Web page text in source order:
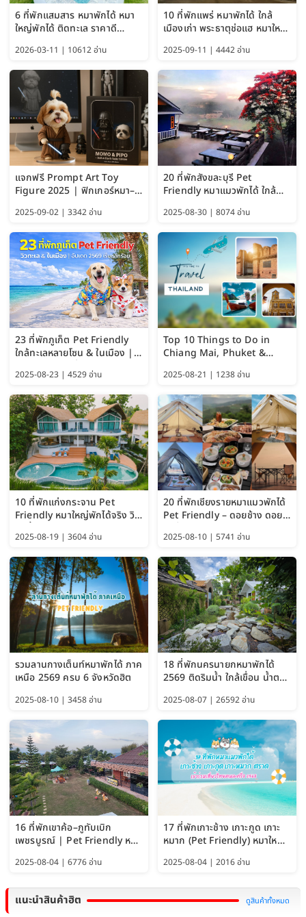
6 ที่พักแสมสาร หมาพักได้ หมา
ใหญ่พักได้ ติดทะเล ราคาดี
2026-03-11 | 10612 อ่าน
10 ที่พักแพร่ หมาพักได้ ใกล้
เมืองเก่า พระธาตุช่อแฮ หมาใหญ่
2025-09-11 | 4442 อ่าน
แจกฟรี Prompt Art Toy
Figure 2025 | ฟิกเกอร์หมา–
ChatGPT และ Gemini
2025-09-02 | 3342 อ่าน
20 ที่พักสังขละบุรี Pet
Friendly หมาแมวพักได้ ใกล้
2025-08-30 | 8074 อ่าน
23 ที่พักภูเก็ต Pet Friendly
ใกล้ทะเลหลายโซน & ในเมือง |
2025-08-23 | 4529 อ่าน
Top 10 Things to Do in
Chiang Mai, Phuket &
Guide 2025)
2025-08-21 | 1238 อ่าน
10 ที่พักแก่งกระจาน Pet
Friendly หมาใหญ่พักได้จริง วิว
2025-08-19 | 3604 อ่าน
20 ที่พักเชียงรายหมาแมวพักได้
Pet Friendly – ดอยช้าง ดอย
2025-08-10 | 5741 อ่าน
รวมลานกางเต็นท์หมาพักได้ ภาค
เหนือ 2569 ครบ 6 จังหวัดฮิต
2025-08-10 | 3458 อ่าน
18 ที่พักนครนายกหมาพักได้
2569 ติดริมน้ำ ใกล้เขื่อน น้ำตก
ได้
2025-08-07 | 26592 อ่าน
16 ที่พักเขาค้อ–ภูทับเบิก
เพชรบูรณ์ | Pet Friendly หมา
2025-08-04 | 6776 อ่าน
17 ที่พักเกาะช้าง เกาะกูด เกาะ
หมาก (Pet Friendly) หมาใหญ่
2025-08-04 | 2016 อ่าน
แนะนำสินค้าฮิต ดูสินค้าทั้งหมด